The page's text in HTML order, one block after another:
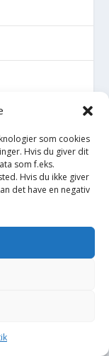
som cookies
Hvis du giver dit
som f.eks.
Hvis du ikke giver
det have en negativ